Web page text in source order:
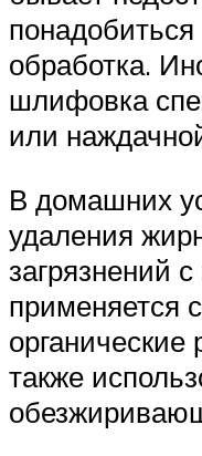
понадобиться
обработка.
шлифовка
или
В домашних
удаления
загрязнений
применяется
органические
также